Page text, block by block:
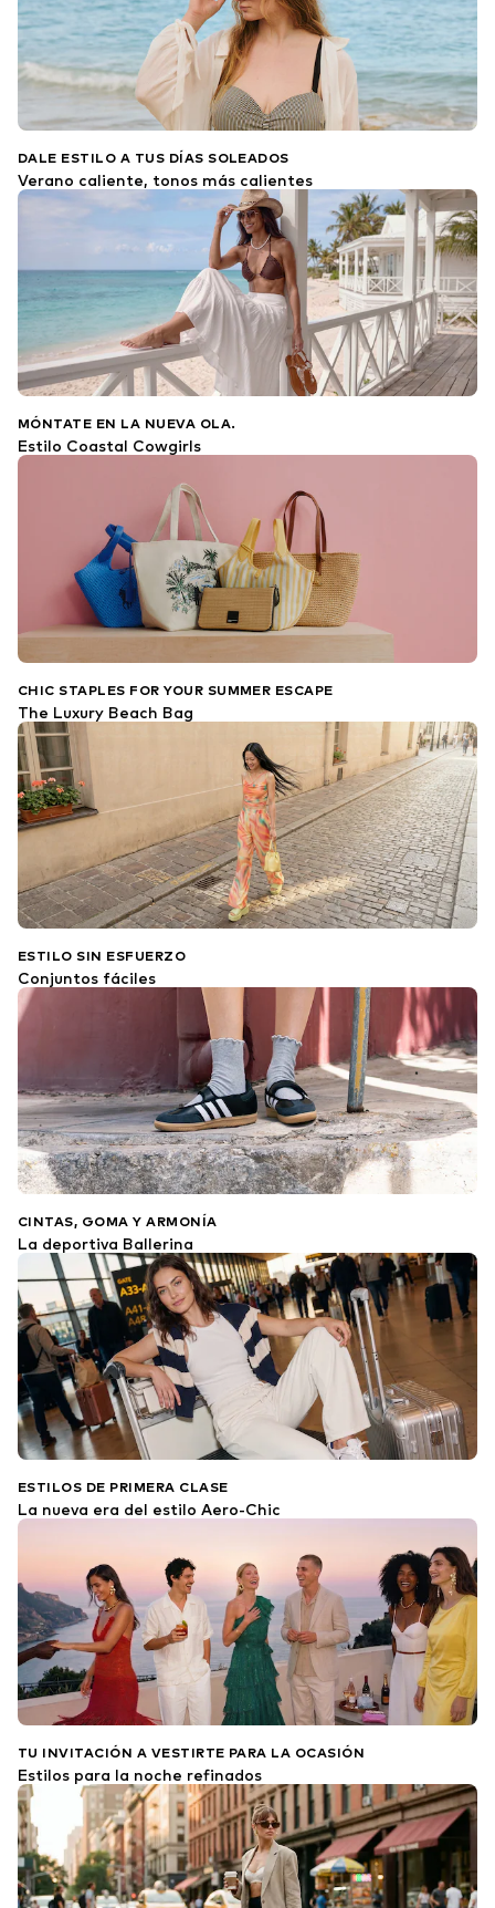
DALE ESTILO A TUS DÍAS SOLEADOS
Verano caliente, tonos más calientes
MÓNTATE EN LA NUEVA OLA.
Estilo Coastal Cowgirls
CHIC STAPLES FOR YOUR SUMMER ESCAPE
The Luxury Beach Bag
ESTILO SIN ESFUERZO
Conjuntos fáciles
CINTAS, GOMA Y ARMONÍA
La deportiva Ballerina
ESTILOS DE PRIMERA CLASE
La nueva era del estilo Aero-Chic
TU INVITACIÓN A VESTIRTE PARA LA OCASIÓN
Estilos para la noche refinados